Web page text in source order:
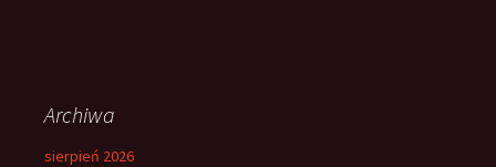
Archiwa
sierpień 2026